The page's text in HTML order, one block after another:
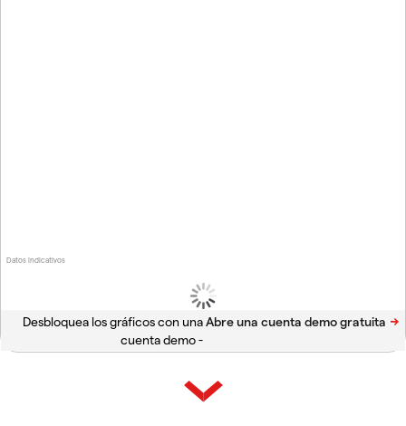
Datos indicativos
Desbloquea los gráficos con una
cuenta demo -